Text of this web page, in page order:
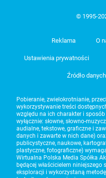
© 1995-
Reklama O
Ustawienia prywatności
Źródło
Pobieranie, zwielokrotnianie,
wykorzystywanie treści
względu na ich charakter i
wyłącznie: słowne, słowno-
audialne, tekstowe, graficzne i
danych i zawarte w nich dane)
publicystyczne, naukowe,
plastyczne, fotograficzne)
Wirtualna Polska Media Spółka
będącej właścicielem niniejszego
eksploracji i wykorzystaną